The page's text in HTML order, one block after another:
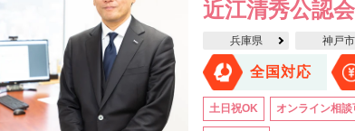
近江清秀公認
兵庫県 神戸市
全国対応
土日祝OK オンライン相談